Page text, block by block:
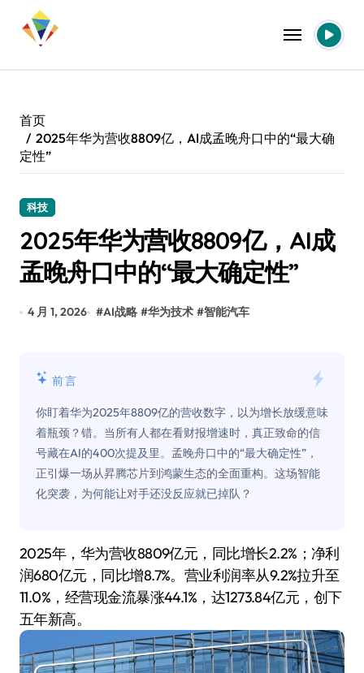
首页
2025年华为营收8809亿，AI成孟晚舟口中的“最大确
定性”
科技
2025年华为营收8809亿，AI成
孟晚舟口中的“最大确定性”
4 月 1, 2026 #AI战略 #华为技术 #智能汽车
前言
你盯着华为2025年8809亿的营收数字，以为增长放缓意味
着瓶颈？错。当所有人都在看财报增速时，真正致命的信
号藏在AI的400次提及里。孟晚舟口中的“最大确定性”，
正引爆一场从昇腾芯片到鸿蒙生态的全面重构。这场智能
化突袭，为何能让对手还没反应就已掉队？
2025年，华为营收8809亿元，同比增长2.2%；净利
润680亿元，同比增8.7%。营业利润率从9.2%拉升至
11.0%，经营现金流暴涨44.1%，达1273.84亿元，创下
五年新高。